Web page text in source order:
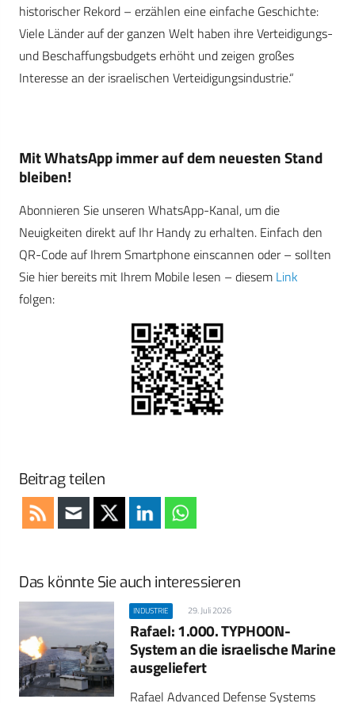
historischer Rekord – erzählen eine einfache Geschichte:
Viele Länder auf der ganzen Welt haben ihre Verteidigungs-
und Beschaffungsbudgets erhöht und zeigen großes
Interesse an der israelischen Verteidigungsindustrie.“
Mit WhatsApp immer auf dem neuesten Stand
bleiben!
Abonnieren Sie unseren WhatsApp-Kanal, um die
Neuigkeiten direkt auf Ihr Handy zu erhalten. Einfach den
QR-Code auf Ihrem Smartphone einscannen oder – sollten
Sie hier bereits mit Ihrem Mobile lesen – diesem Link
folgen:
Beitrag teilen
Das könnte Sie auch interessieren
INDUSTRIE 29. Juli 2026
Rafael: 1.000. TYPHOON-
System an die israelische Marine
ausgeliefert
Rafael Advanced Defense Systems